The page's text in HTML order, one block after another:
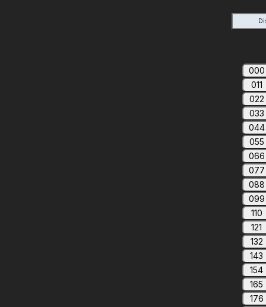
000
011
022
033
044
055
066
077
088
099
110
121
132
143
154
165
176